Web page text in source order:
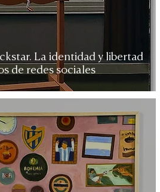
La identidad y libertad
de redes sociales